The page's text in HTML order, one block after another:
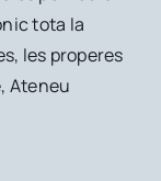
tota la
les properes
Ateneu